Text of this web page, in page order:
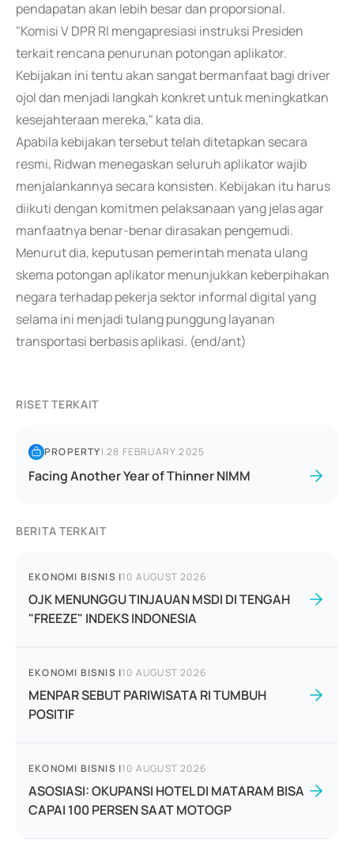
pendapatan akan lebih besar dan proporsional.
"Komisi V DPR RI mengapresiasi instruksi Presiden
terkait rencana penurunan potongan aplikator.
Kebijakan ini tentu akan sangat bermanfaat bagi driver
ojol dan menjadi langkah konkret untuk meningkatkan
kesejahteraan mereka," kata dia.
Apabila kebijakan tersebut telah ditetapkan secara
resmi, Ridwan menegaskan seluruh aplikator wajib
menjalankannya secara konsisten. Kebijakan itu harus
diikuti dengan komitmen pelaksanaan yang jelas agar
manfaatnya benar-benar dirasakan pengemudi.
Menurut dia, keputusan pemerintah menata ulang
skema potongan aplikator menunjukkan keberpihakan
negara terhadap pekerja sektor informal digital yang
selama ini menjadi tulang punggung layanan
transportasi berbasis aplikasi. (end/ant)
RISET TERKAIT
PROPERTY|28 FEBRUARY 2025
Facing Another Year of Thinner NIMM
BERITA TERKAIT
EKONOMI BISNIS |10 AUGUST 2026
OJK MENUNGGU TINJAUAN MSDI DI TENGAH
"FREEZE" INDEKS INDONESIA
EKONOMI BISNIS |10 AUGUST 2026
MENPAR SEBUT PARIWISATA RI TUMBUH
POSITIF
EKONOMI BISNIS |10 AUGUST 2026
ASOSIASI: OKUPANSI HOTEL DI MATARAM BISA
CAPAI 100 PERSEN SAAT MOTOGP